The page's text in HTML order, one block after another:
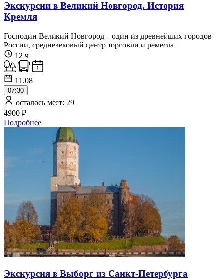
Экскурсии в Великий Новгород. История
Кремля
Господин Великий Новгород – один из древнейших городов
России, средневековый центр торговли и ремесла.
12 ч
11.08
07:30
осталось мест: 29
4900 ₽
Подробнее
Экскурсия в Выборг из Санкт-Петербурга